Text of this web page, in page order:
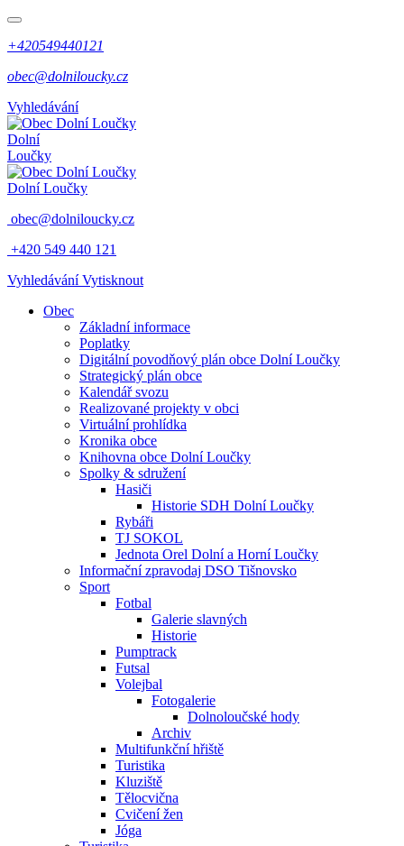
+420549440121
obec@dolniloucky.cz
Vyhledávání
Dolní
Loučky
Dolní Loučky
obec@dolniloucky.cz
+420 549 440 121
Vyhledávání Vytisknout
Obec
Základní informace
Poplatky
Digitální povodňový plán obce Dolní Loučky
Strategický plán obce
Kalendář svozu
Realizované projekty v obci
Virtuální prohlídka
Kronika obce
Knihovna obce Dolní Loučky
Spolky & sdružení
Hasiči
Historie SDH Dolní Loučky
Rybáři
TJ SOKOL
Jednota Orel Dolní a Horní Loučky
Informační zpravodaj DSO Tišnovsko
Sport
Fotbal
Galerie slavných
Historie
Pumptrack
Futsal
Volejbal
Fotogalerie
Dolnoloučské hody
Archiv
Multifunkční hřiště
Turistika
Kluziště
Tělocvična
Cvičení žen
Jóga